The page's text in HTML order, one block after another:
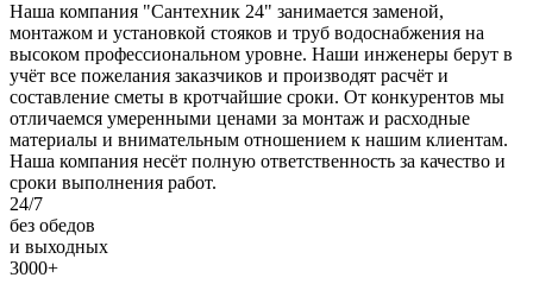
Наша компания "Сантехник 24" занимается заменой,
монтажом и установкой стояков и труб водоснабжения на
высоком профессиональном уровне. Наши инженеры берут в
учёт все пожелания заказчиков и производят расчёт и
составление сметы в кротчайшие сроки. От конкурентов мы
отличаемся умеренными ценами за монтаж и расходные
материалы и внимательным отношением к нашим клиентам.
Наша компания несёт полную ответственность за качество и
сроки выполнения работ.
24/7
без обедов
и выходных
3000+